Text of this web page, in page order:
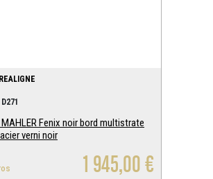
D271
Fenix noir bord multistrate
verni noir
1 945,00 €